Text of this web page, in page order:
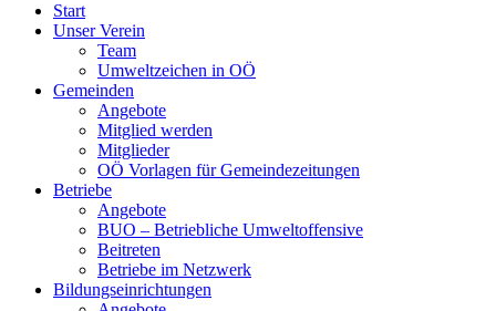
Start
Unser Verein
Team
Umweltzeichen in OÖ
Gemeinden
Angebote
Mitglied werden
Mitglieder
OÖ Vorlagen für Gemeindezeitungen
Betriebe
Angebote
BUO – Betriebliche Umweltoffensive
Beitreten
Betriebe im Netzwerk
Bildungseinrichtungen